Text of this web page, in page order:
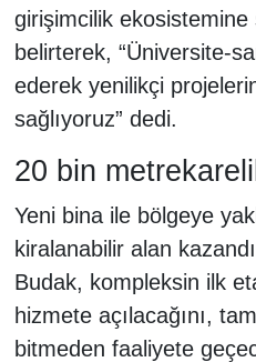
girişimcilik ekosistemine
belirterek, “Üniversite-
ederek yenilikçi
sağlıyoruz” dedi.
20 bin
Yeni bina ile bölgeye
kiralanabilir alan
Budak, kompleksin ilk
hizmete açılacağını,
bitmeden faaliyete